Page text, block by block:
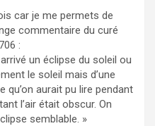
car je me permets de
commentaire du curé
:
un éclipse du soleil ou
le soleil mais d’une
qu’on aurait pu lire pendant
l’air était obscur. On
semblable. »